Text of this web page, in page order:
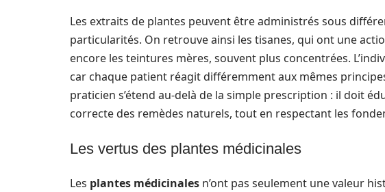
Les extraits de plantes peuvent être administrés sous
particularités. On retrouve ainsi les tisanes, qui ont une
encore les teintures mères, souvent plus concentrées.
car chaque patient réagit différemment aux mêmes
praticien s’étend au-delà de la simple prescription : il doit
correcte des remèdes naturels, tout en respectant les
Les vertus des plantes médicinales
Les plantes médicinales n’ont pas seulement une valeur